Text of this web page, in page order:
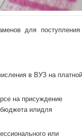
для
в ВУЗ на платной
на присуждение
бюджета илидля
или